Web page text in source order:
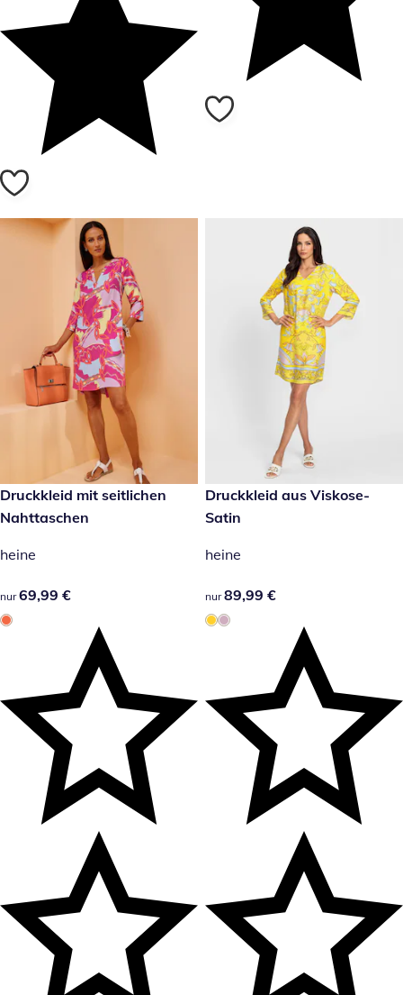
69,99 €
Druckkleid mit seitlichen
Nahttaschen
heine
69,99 €
nur 69,99 €
89,99 €
Druckkleid aus Viskose-
Satin
heine
89,99 €
nur 89,99 €